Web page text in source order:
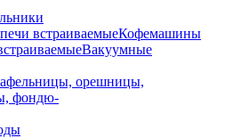
встраиваемыеКофемашины
Вакуумные
орешницы,
фондю-